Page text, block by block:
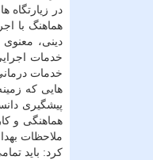
در
هماهنگ با
دینی،
خدمات
خدمات
هایی که
پیشگیری
هماهنگی و
ملاحظات
کرد: باید